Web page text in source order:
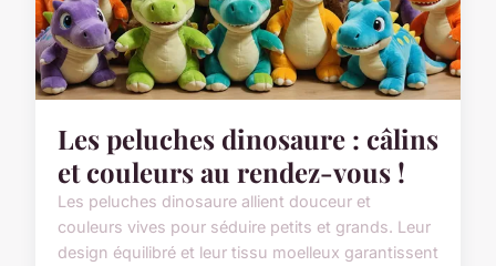
Les peluches dinosaure : câlins
et couleurs au rendez-vous !
Les peluches dinosaure allient douceur et
couleurs vives pour séduire petits et grands. Leur
design équilibré et leur tissu moelleux garantissent